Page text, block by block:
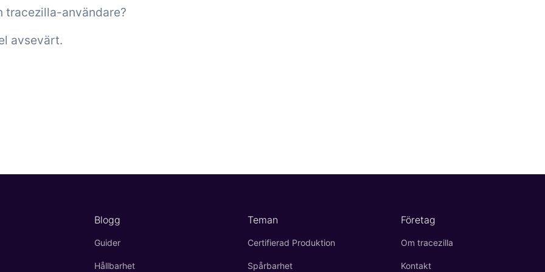
tracezilla-användare?
avsevärt.
Blogg
Guider
Hållbarhet
Teman
Certifierad Produktion
Spårbarhet
Företag
Om tracezilla
Kontakt